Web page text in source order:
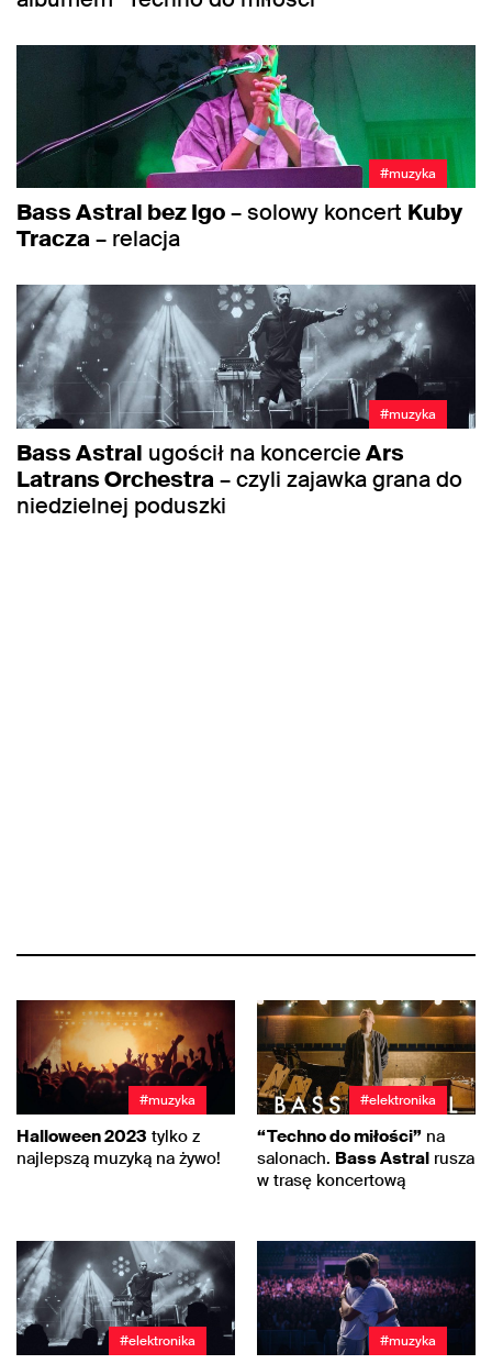
#muzyka
Bass Astral bez Igo– solowy koncert Kuby
Tracza– relacja
#muzyka
Bass Astral ugościł na koncercieArs
Latrans Orchestra– czyli zajawka grana do
niedzielnej poduszki
#muzyka
Halloween 2023 tylko z
najlepszą muzyką na żywo!
#elektronika
“Techno do miłości” na
salonach. Bass Astral rusza
w trasę koncertową
#elektronika #muzyka